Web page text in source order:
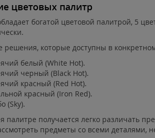
цветовых палитр
богатой цветовой палитрой, 5
решения, которые доступны в
белый (White Hot).
черный (Black Hot).
красный (Red Hot).
красный (Iron Red).
(Sky).
палитре получается легко различать
предметы со всеми деталями,